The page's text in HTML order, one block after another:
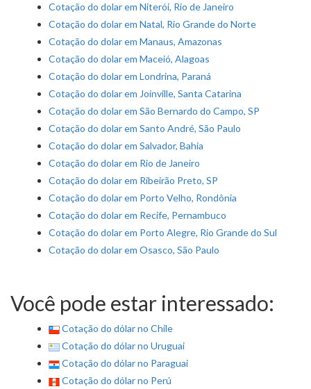
Cotação do dolar em Niterói, Rio de Janeiro
Cotação do dolar em Natal, Rio Grande do Norte
Cotação do dolar em Manaus, Amazonas
Cotação do dolar em Maceió, Alagoas
Cotação do dolar em Londrina, Paraná
Cotação do dolar em Joinville, Santa Catarina
Cotação do dolar em São Bernardo do Campo, SP
Cotação do dolar em Santo André, São Paulo
Cotação do dolar em Salvador, Bahia
Cotação do dolar em Rio de Janeiro
Cotação do dolar em Ribeirão Preto, SP
Cotação do dolar em Porto Velho, Rondônia
Cotação do dolar em Recife, Pernambuco
Cotação do dolar em Porto Alegre, Rio Grande do Sul
Cotação do dolar em Osasco, São Paulo
Você pode estar interessado:
Cotação do dólar no Chile
Cotação do dólar no Uruguai
Cotação do dólar no Paraguai
Cotação do dólar no Perú